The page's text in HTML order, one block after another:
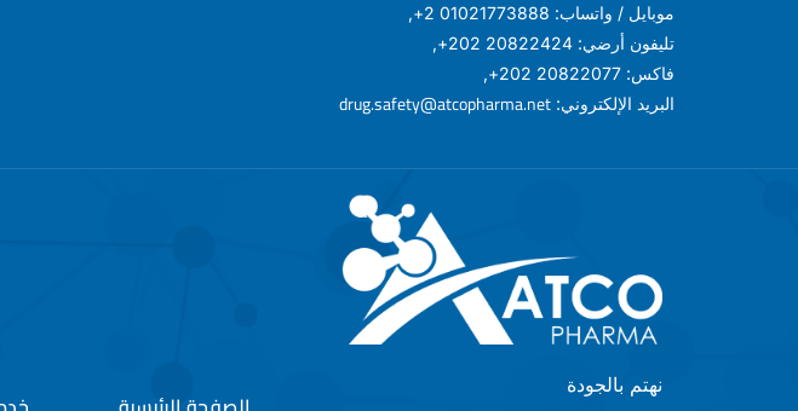
موبايل / واتساب: 01021773888 2+,
تليفون أرضي: 20822424 202+,
فاكس: 20822077 202+,
البريد الإلكتروني: drug.safety@atcopharma.net
نهتم بالجودة